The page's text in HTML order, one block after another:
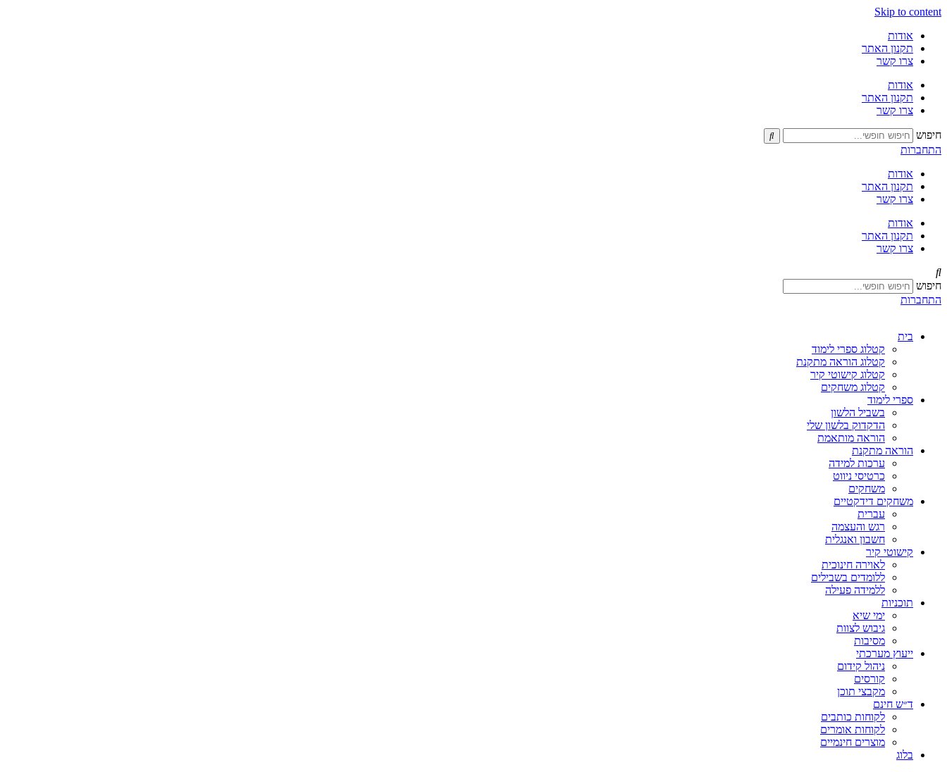
Skip to content
אודות
תקנון האתר
צרו קשר
אודות
תקנון האתר
צרו קשר
חיפוש
התחברות
אודות
תקנון האתר
צרו קשר
אודות
תקנון האתר
צרו קשר
חיפוש
התחברות
בית
קטלוג ספרי לימוד
קטלוג הוראה מתקנת
קטלוג קישוטי קיר
קטלוג משחקים
ספרי לימוד
בשביל הלשון
הדקדוק בלשון שלי
הוראה מותאמת
הוראה מתקנת
ערכות למידה
כרטיסי ניווט
משחקים
משחקים דידקטיים
עברית
רגש והעצמה
חשבון ואנגלית
קישוטי קיר
לאוירה חינוכית
ללומדים בשבילים
ללמידה פעילה
תוכניות
ימי שיא
גיבוש לצוות
מסיבות
ייעוץ מערכתי
ניהול קידום
קורסים
מקבצי תוכן
ד״ש חינם
לקוחות כותבים
לקוחות אומרים
מוצרים חינמיים
בלוג